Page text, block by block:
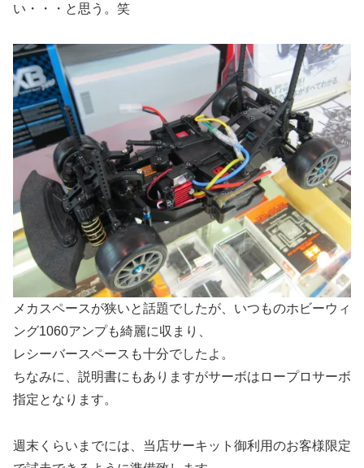
い・・・と思う。笑
メカスペースが狭いと話題でしたが、いつものホビーウィ
ング1060アンプも綺麗に収まり、
レシーバースペースも十分でしたよ。
ちなみに、説明書にもありますがサーボはロープロサーボ
指定となります。
週末くらいまでには、当店サーキット御利用のお客様限定